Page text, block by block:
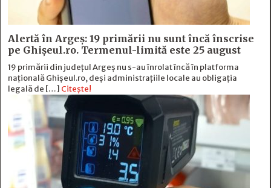
Alertă în Argeș: 19 primării nu sunt încă înscrise
pe Ghișeul.ro. Termenul-limită este 25 august
19 primării din județul Argeș nu s-au înrolat încă în platforma
națională Ghișeul.ro, deși administrațiile locale au obligația
legală de […] Citește!